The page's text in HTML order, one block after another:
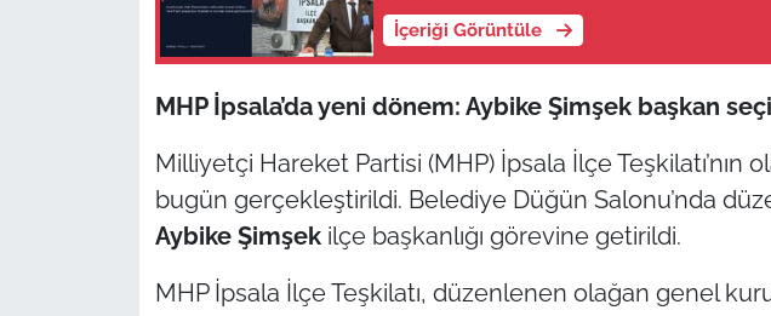
İçeriği Görüntüle
MHP İpsala’da yeni dönem: Aybike Şimşek başkan
Milliyetçi Hareket Partisi (MHP) İpsala İlçe Teşkilatı’nın
bugün gerçekleştirildi. Belediye Düğün Salonu’nda
Aybike Şimşekilçe başkanlığı görevine getirildi.
MHP İpsala İlçe Teşkilatı, düzenlenen olağan genel